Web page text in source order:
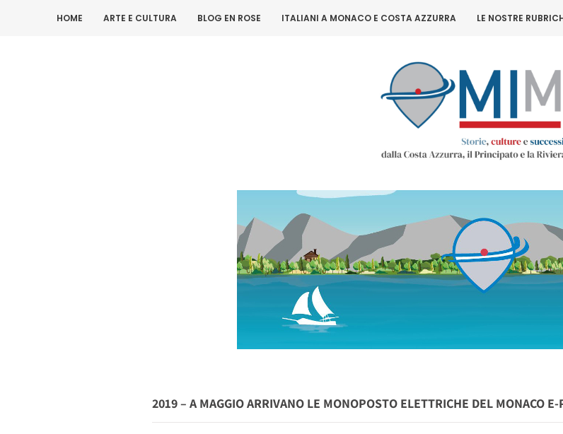
HOME ARTE E CULTURA BLOG EN ROSE ITALIANI A MONACO E COSTA AZZURRA LE NOSTRE
2019 – A MAGGIO ARRIVANO LE MONOPOSTO ELETTRICHE DEL MONACO E-